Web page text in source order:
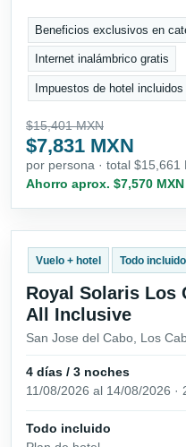
Beneficios exclusivos en
Internet inalámbrico gratis
Impuestos de hotel
$15,401 MXN
$7,831 MXN
por persona · total $15,661
Ahorro aprox. $7,570 MXN
Vuelo + hotel Todo incluido
Royal Solaris Los
All Inclusive
San Jose del Cabo, Los
4 días / 3 noches
11/08/2026 al 14/08/2026 ·
Todo incluido